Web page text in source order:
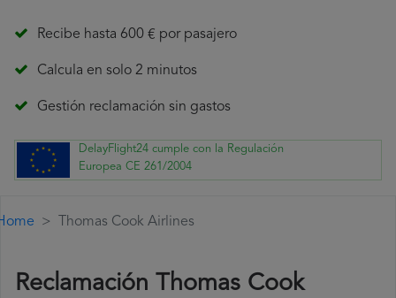
Recibe hasta 600 € por pasajero
Calcula en solo 2 minutos
Gestión reclamación sin gastos
DelayFlight24 cumple con la Regulación
Europea CE 261/2004
Thomas Cook Airlines
Reclamación Thomas Cook